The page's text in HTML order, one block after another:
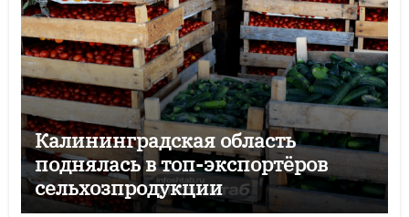
Калининградская область
поднялась в топ-экспортёров
сельхозпродукции